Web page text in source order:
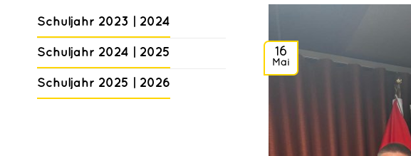
Schuljahr 2023 | 2024
Schuljahr 2024 | 2025
Schuljahr 2025 | 2026
16
Mai